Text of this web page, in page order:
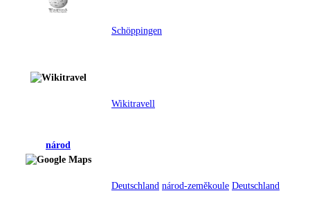
Schöppingen
Wikitravell
národ
Deutschland národ-zeměkoule Deutschland